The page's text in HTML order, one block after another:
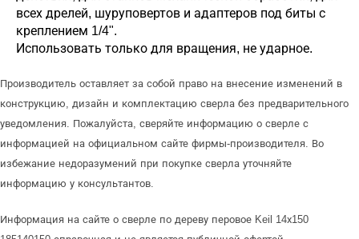
всех дрелей, шуруповертов и адаптеров под биты с
креплением 1/4".
Использовать только для вращения, не ударное.
Производитель оставляет за собой право на внесение изменений в
конструкцию, дизайн и комплектацию сверла без предварительного
уведомления. Пожалуйста, сверяйте информацию о сверле с
информацией на официальном сайте фирмы-производителя. Во
избежание недоразумений при покупке сверла уточняйте
информацию у консультантов.
Информация на сайте о сверле по дереву перовое Keil 14х150